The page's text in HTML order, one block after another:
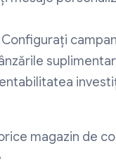
Configurați
magazin de